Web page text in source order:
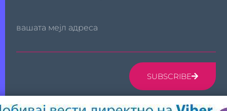
вашата мејл адреса
SUBSCRIBE